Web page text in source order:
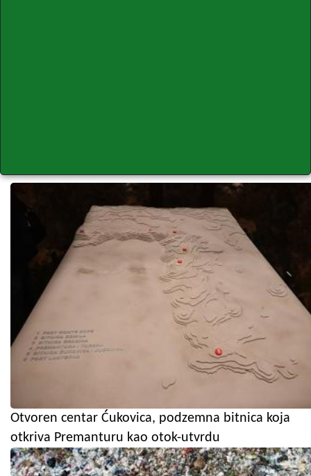
Otvoren centar Ćukovica, podzemna bitnica koja
otkriva Premanturu kao otok-utvrdu